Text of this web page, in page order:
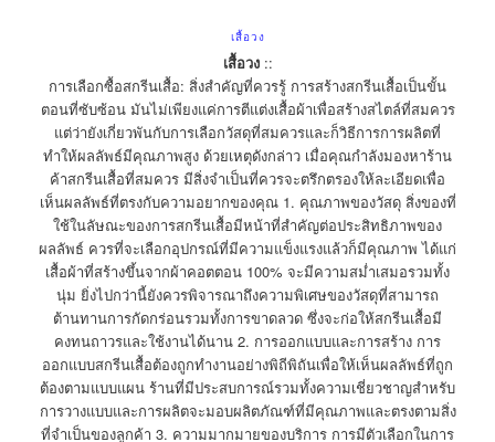
เสื้อวง
เสื้อวง::
การเลือกซื้อสกรีนเสื้อ: สิ่งสำคัญที่ควรรู้ การสร้างสกรีนเสื้อเป็นขั้น
ตอนที่ซับซ้อน มันไม่เพียงแค่การตีแต่งเสื้อผ้าเพื่อสร้างสไตล์ที่สมควร
แต่ว่ายังเกี่ยวพันกับการเลือกวัสดุที่สมควรและก็วิธีการการผลิตที่
ทำให้ผลลัพธ์มีคุณภาพสูง ด้วยเหตุดังกล่าว เมื่อคุณกำลังมองหาร้าน
ค้าสกรีนเสื้อที่สมควร มีสิ่งจำเป็นที่ควรจะตรึกตรองให้ละเอียดเพื่อ
เห็นผลลัพธ์ที่ตรงกับความอยากของคุณ 1. คุณภาพของวัสดุ สิ่งของที่
ใช้ในลัษณะของการสกรีนเสื้อมีหน้าที่สำคัญต่อประสิทธิภาพของ
ผลลัพธ์ ควรที่จะเลือกอุปกรณ์ที่มีความแข็งแรงแล้วก็มีคุณภาพ ได้แก่
เสื้อผ้าที่สร้างขึ้นจากผ้าคอตตอน 100% จะมีความสม่ำเสมอรวมทั้ง
นุ่ม ยิ่งไปกว่านี้ยังควรพิจารณาถึงความพิเศษของวัสดุที่สามารถ
ต้านทานการกัดกร่อนรวมทั้งการขาดลวด ซึ่งจะก่อให้สกรีนเสื้อมี
คงทนถาวรและใช้งานได้นาน 2. การออกแบบและการสร้าง การ
ออกแบบสกรีนเสื้อต้องถูกทำงานอย่างพิถีพิถันเพื่อให้เห็นผลลัพธ์ที่ถูก
ต้องตามแบบแผน ร้านที่มีประสบการณ์รวมทั้งความเชี่ยวชาญสำหรับ
การวางแบบและการผลิตจะมอบผลิตภัณฑ์ที่มีคุณภาพและตรงตามสิ่ง
ที่จำเป็นของลูกค้า 3. ความมากมายของบริการ การมีตัวเลือกในการ